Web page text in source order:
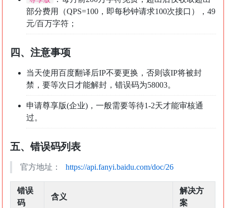
部分费用（QPS=100，即每秒钟请求100次接口），49
元/百万字符；
四、注意事项
当天使用百度翻译后IP不要更换，否则该IP将被封
禁，要等次日才能解封，错误码为58003。
申请尊享版(企业)，一般需要等待1-2天才能审核通
过。
五、错误码列表
官方地址： https://api.fanyi.baidu.com/doc/26
错误
码
含义
解决方
案